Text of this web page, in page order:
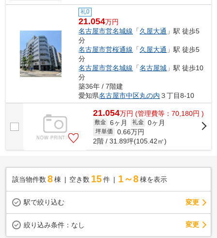
礼0
21.054万円
名古屋市営名城線 「久屋大通 」駅 徒歩5
分
名古屋市営桜通線 「久屋大通 」駅 徒歩5
分
名古屋市営名城線 「名古屋城 」駅 徒歩10
分
築36年 / 7階建
愛知県名古屋市中区丸の内 ３丁目8-10
21.054万円 (管理費等：70,180円 )
敷金 6ヶ月 礼金 0ヶ月
坪単価 0.66万円
2階 / 31.89坪(105.42㎡)
該当物件数 8棟 空き数 15 件 1～8 棟を表示
駅で絞り込む 変更
絞り込み条件： なし 変更